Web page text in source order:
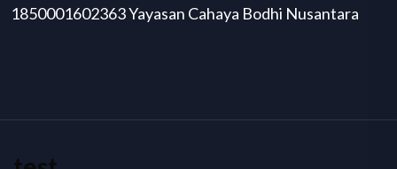
1850001602363 Yayasan Cahaya Bodhi Nusantara